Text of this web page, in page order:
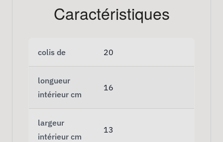
Caractéristiques
colis de 20
longueur
intérieur cm
16
largeur
intérieur cm
13